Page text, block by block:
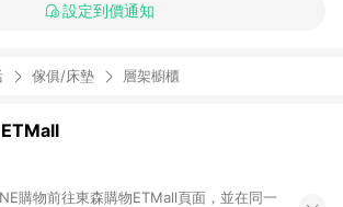
設定到價通知
傢俱/床墊 層架櫥櫃
購物前往東森購物ETMall頁面，並在同一